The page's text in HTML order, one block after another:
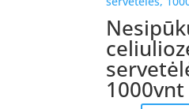
1000vnt